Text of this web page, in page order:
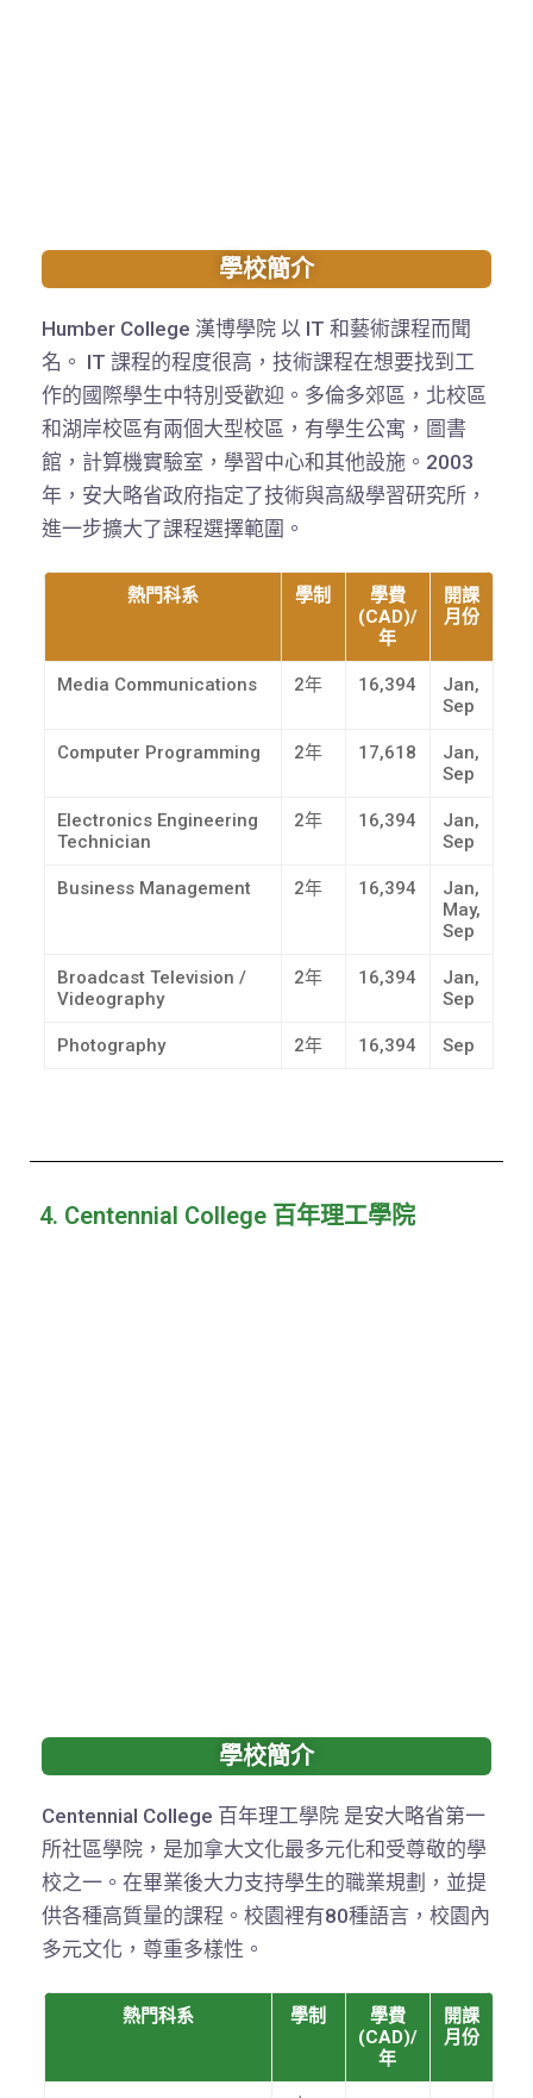
學校簡介
Humber College 漢博學院 以 IT 和藝術課程而聞
名。 IT 課程的程度很高，技術課程在想要找到工
作的國際學生中特別受歡迎。多倫多郊區，北校區
和湖岸校區有兩個大型校區，有學生公寓，圖書
館，計算機實驗室，學習中心和其他設施。2003
年，安大略省政府指定了技術與高級學習研究所，
進一步擴大了課程選擇範圍。
熱門科系 學制
學費
(CAD)/
年
開課
月份
Media Communications 2年 16,394
Jan,
Sep
Computer Programming 2年 17,618
Jan,
Sep
Electronics Engineering
Technician
2年 16,394
Jan,
Sep
Business Management 2年 16,394
Jan,
May,
Sep
Broadcast Television /
Videography
2年 16,394
Jan,
Sep
Photography 2年 16,394 Sep
4. Centennial College 百年理工學院
學校簡介
Centennial College 百年理工學院 是安大略省第一
所社區學院，是加拿大文化最多元化和受尊敬的學
校之一。在畢業後大力支持學生的職業規劃，並提
供各種高質量的課程。校園裡有80種語言，校園內
多元文化，尊重多樣性。
熱門科系 學制
學費
(CAD)/
年
開課
月份